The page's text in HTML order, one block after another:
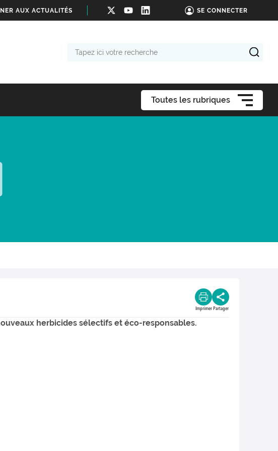
AUX ACTUALITÉS SE CONNECTER
Toutes les rubriques
Imprimer Partager
herbicides sélectifs et éco-responsables.